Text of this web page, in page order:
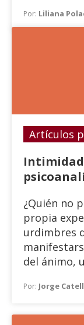
Por: Liliana
Artículos
¿Quién no
propia
urdimbres
del ánimo,
de
Por: Jorge